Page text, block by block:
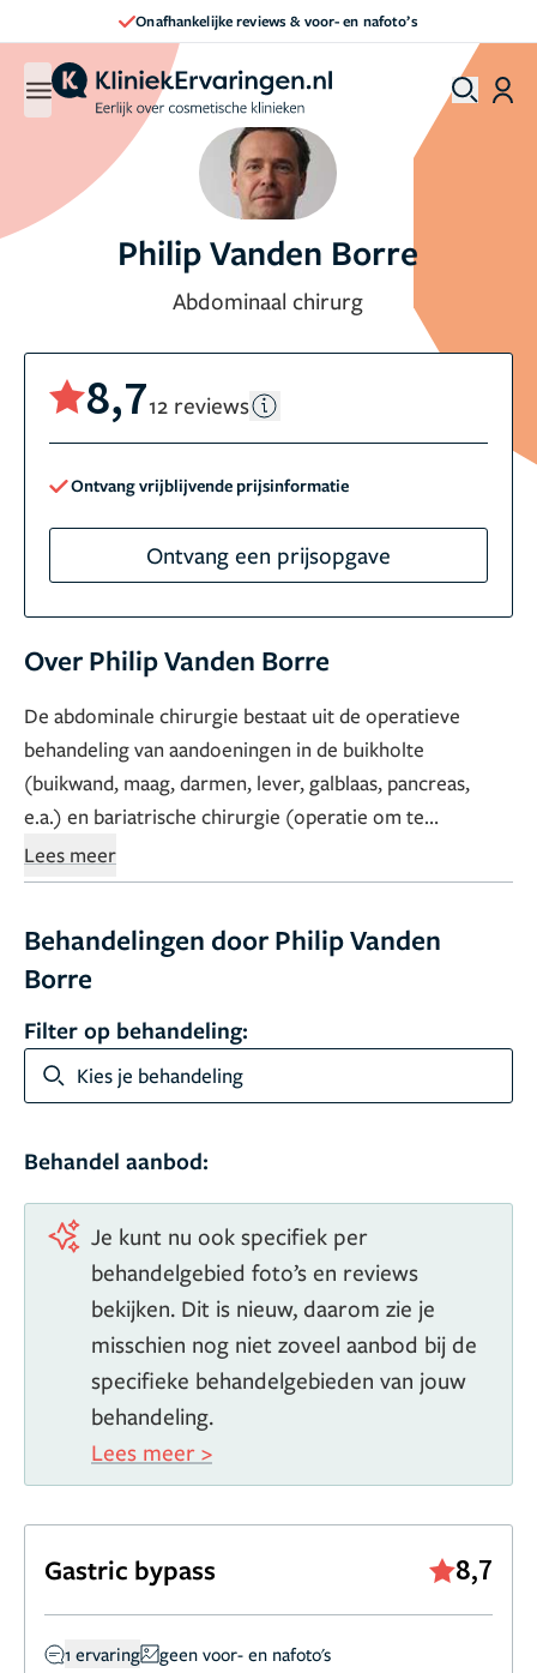
Onafhankelijke reviews & voor- en nafoto’s
Philip Vanden Borre
Abdominaal chirurg
8,712 reviews
Ontvang vrijblijvende prijsinformatie
Ontvang een prijsopgave
Over Philip Vanden Borre
De abdominale chirurgie bestaat uit de operatieve
behandeling van aandoeningen in de buikholte
(buikwand, maag, darmen, lever, galblaas, pancreas,
e.a.) en bariatrische chirurgie (operatie om te
vermageren).
Lees meer
Behandelingen door Philip Vanden
Borre
Filter op behandeling:
Kies je behandeling
Behandel aanbod:
Je kunt nu ook specifiek per
behandelgebied foto’s en reviews
bekijken. Dit is nieuw, daarom zie je
misschien nog niet zoveel aanbod bij de
specifieke behandelgebieden van jouw
behandeling.
Lees meer >
Gastric bypass 8,7
1 ervaring geen voor- en nafoto's